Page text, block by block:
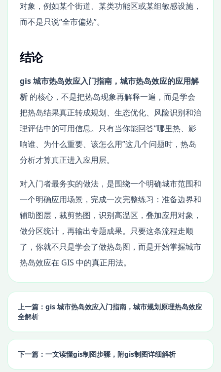
对象，例如某个街道、某类功能区或某组敏感设施，
而不是只说“全市偏热”。
结论
gis 城市热岛效应入门指南，城市热岛效应的应用解
析的核心，不是把热岛现象再解释一遍，而是学会
把热岛结果真正转成规划、生态优化、风险识别和治
理评估中的可用信息。只有当你能回答“哪里热、影
响谁、为什么重要、该怎么用”这几个问题时，热岛
分析才算真正进入应用层。
对入门者最务实的做法，是围绕一个明确城市范围和
一个明确应用场景，完成一次完整练习：准备边界和
辅助图层，裁剪热图，识别高温区，叠加应用对象，
做分区统计，再输出专题成果。只要这条流程走顺
了，你就不只是学会了做热岛图，而是开始掌握城市
热岛效应在 GIS 中的真正用法。
上一篇：gis 城市热岛效应入门指南，城市规划原理热岛效应
全解析
下一篇：一文读懂gis制图步骤，附gis制图详细解析